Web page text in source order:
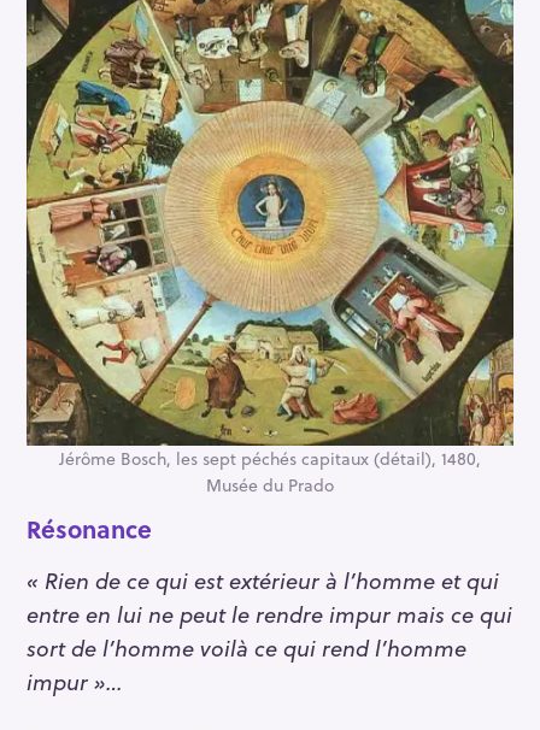
Jérôme Bosch, les sept péchés capitaux (détail), 1480,
Musée du Prado
Résonance
« Rien de ce qui est extérieur à l’homme et qui
entre en lui ne peut le rendre impur mais ce qui
sort de l’homme voilà ce qui rend l’homme
impur »…